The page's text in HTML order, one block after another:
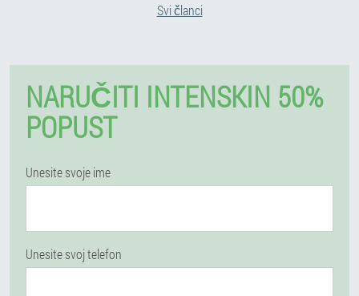
Svi članci
NARUČITI INTENSKIN 50%
POPUST
Unesite svoje ime
Unesite svoj telefon